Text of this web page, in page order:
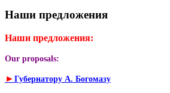
Наши предложения
Наши предложения:
Our proposals:
► Губернатору А. Богомазу